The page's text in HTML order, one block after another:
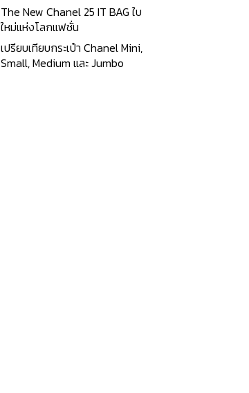
The New Chanel 25 IT BAG ใบ
ใหม่แห่งโลกแฟชั่น
เปรียบเทียบกระเป๋า Chanel Mini,
Small, Medium และ Jumbo